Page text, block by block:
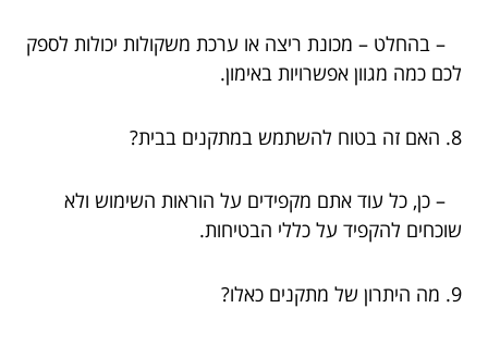
– בהחלט – מכונת ריצה או ערכת משקולות יכולות לספק
לכם כמה מגוון אפשרויות באימון.
8. האם זה בטוח להשתמש במתקנים בבית?
– כן, כל עוד אתם מקפידים על הוראות השימוש ולא
שוכחים להקפיד על כללי הבטיחות.
9. מה היתרון של מתקנים כאלו?